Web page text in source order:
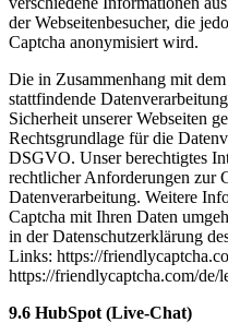
der Webseitenbesucher, die
Captcha anonymisiert wird.
Die in Zusammenhang mit
stattfindende
Sicherheit unserer Webseiten
Rechtsgrundlage für die
DSGVO. Unser berechtigtes
rechtlicher Anforderungen zur
Datenverarbeitung. Weitere
Captcha mit Ihren Daten
in der Datenschutzerklärung
Links: https://
https://friendlycaptcha.com/de/
9.6 HubSpot (Live-Chat)